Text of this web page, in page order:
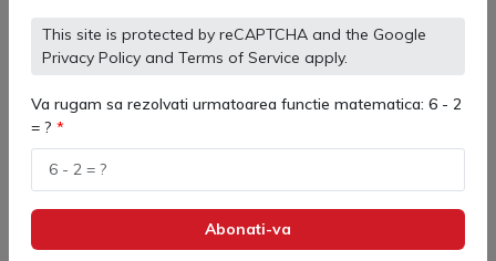
This site is protected by reCAPTCHA and the Google
Privacy Policy and Terms of Service apply.
Va rugam sa rezolvati urmatoarea functie matematica: 6 - 2
= ?
Abonati-va
Comandă Rapidă:
Lun - Vin: 9:00 - 17:00
+40 731 379 390